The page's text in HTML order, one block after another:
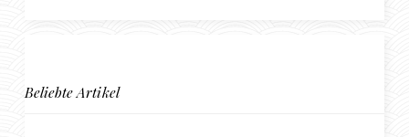
Beliebte Artikel